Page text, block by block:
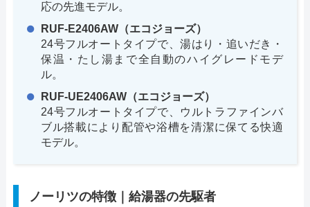
応の先進モデル。
RUF-E2406AW（エコジョーズ）
24号フルオートタイプで、湯はり・追いだき・
保温・たし湯まで全自動のハイグレードモデ
ル。
RUF-UE2406AW（エコジョーズ）
24号フルオートタイプで、ウルトラファインバ
ブル搭載により配管や浴槽を清潔に保てる快適
モデル。
ノーリツの特徴｜給湯器の先駆者